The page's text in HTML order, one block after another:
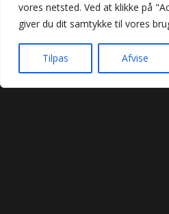
vores netsted. Ved at klikke på
giver du dit samtykke til vores
Tilpas Afvise
Praktisk
Forside
Takeaway
Kontakt os
Handelsbetingelser